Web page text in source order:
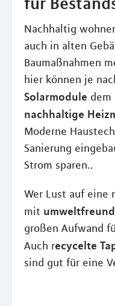
Nachhaltig
auch in alten
Baumaßnahmen
hier können je
Solarmodule dem
nachhaltige
Moderne
Sanierung
Strom sparen..
Wer Lust auf eine
mit
großen Aufwand
Auch recycelte
sind gut für eine